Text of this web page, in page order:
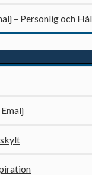
– Personlig och